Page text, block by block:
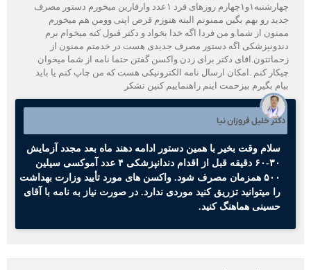
چهارشنبه۱و۱چهارم روزهای فرد ۱عدد وارفارین میخورم دستور مصرف
جدید رو بهم بگین ممنونم البته هنوزم قرص اپتی وومن هم میخورم
ممنون از شما.و من فردا اگه خدا بخواد و دکتر قبول کنه میخوام برم
دندونپزشکی اگه دستور مصرف جدیدی هست در خدمتم ممنون از
زحماتتون.اقای دکتر برای زدن واکسن گفتن حتما نامه از شما میخوان
چیکار کنم .امکان ارسال نامه الکترونیکی هست که من چاپ کنم یا باید
بیام بگیرم بیزحمت اینم راهنماییم کنین تشکر
دکتر خلیل فروزان نیا
سلام وقت بخیر با همین دستور ادامه دهند ماه بعد مجدد آزمایش
۳۰-۶۰ دقیقه قبل از اقدام دندانپزشکی ۴ عدد آموکسی سیلین
۵۰۰ همزمان مصرف شود. واکسن های مورد تأیید وزارت بهداشت
را میتوانید تزریق کنید موردی ندارد. در صورت نیاز به نامه با آقای
حسینی هماهنگ کنید.